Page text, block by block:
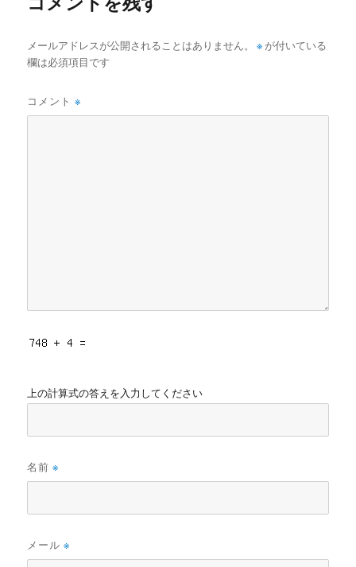
メールアドレスが公開されることはありません。 ※ が付いている
欄は必須項目です
コメント※
上の計算式の答えを入力してください
名前※
メール※